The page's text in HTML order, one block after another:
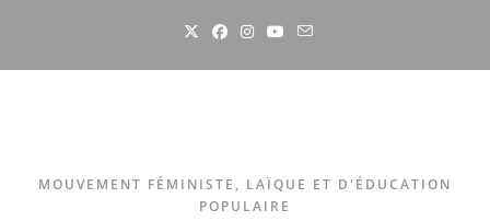
content
MOUVEMENT FÉMINISTE, LAÏQUE ET D'ÉDUCATION
POPULAIRE